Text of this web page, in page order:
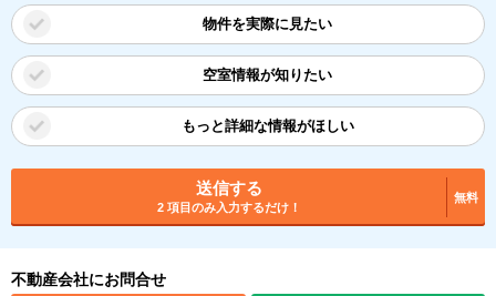
物件を実際に見たい
空室情報が知りたい
もっと詳細な情報がほしい
送信する
2 項目のみ入力するだけ！
無料
不動産会社にお問合せ